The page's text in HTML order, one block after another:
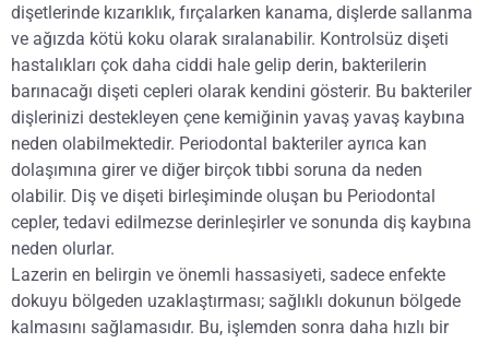
dişetlerinde kızarıklık, fırçalarken kanama, dişlerde sallanma
ve ağızda kötü koku olarak sıralanabilir. Kontrolsüz dişeti
hastalıkları çok daha ciddi hale gelip derin, bakterilerin
barınacağı dişeti cepleri olarak kendini gösterir. Bu bakteriler
dişlerinizi destekleyen çene kemiğinin yavaş yavaş kaybına
neden olabilmektedir. Periodontal bakteriler ayrıca kan
dolaşımına girer ve diğer birçok tıbbi soruna da neden
olabilir. Diş ve dişeti birleşiminde oluşan bu Periodontal
cepler, tedavi edilmezse derinleşirler ve sonunda diş kaybına
neden olurlar.
Lazerin en belirgin ve önemli hassasiyeti, sadece enfekte
dokuyu bölgeden uzaklaştırması; sağlıklı dokunun bölgede
kalmasını sağlamasıdır. Bu, işlemden sonra daha hızlı bir